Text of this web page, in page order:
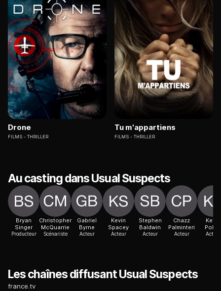
Drone
FILMS THRILLER
Tu m'appartiens
FILMS THRILLER
Au casting dans Usual Suspects
Bryan
Singer
Producteur
Christopher
McQuarrie
Scénariste
Gabriel
Byrne
Acteur
Kevin
Spacey
Acteur
Stephen
Baldwin
Acteur
Chazz
Palminteri
Acteur
Kevin
Pollak
Acteur
Les chaînes diffusant Usual Suspects
france.tv